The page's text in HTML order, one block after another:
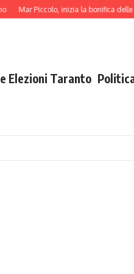
Piccolo, inizia la bonifica delle
Elezioni Taranto